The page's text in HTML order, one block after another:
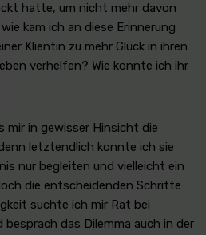
hatte, um nicht mehr davon
kam ich an diese Erinnerung
Klientin zu mehr Glück in ihren
verhelfen? Wie konnte ich ihr
mir in gewisser Hinsicht die
letztendlich konnte ich sie
nur begleiten und vielleicht ein
die entscheidenden Schritte
suchte ich mir Rat bei
das Dilemma auch in der